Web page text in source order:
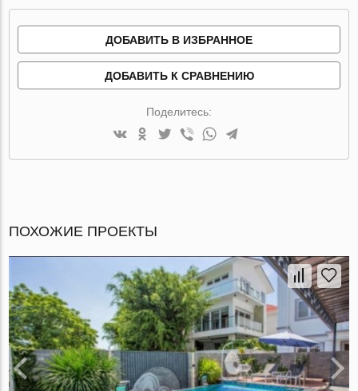
ДОБАВИТЬ В ИЗБРАННОЕ
ДОБАВИТЬ К СРАВНЕНИЮ
Поделитесь:
ПОХОЖИЕ ПРОЕКТЫ